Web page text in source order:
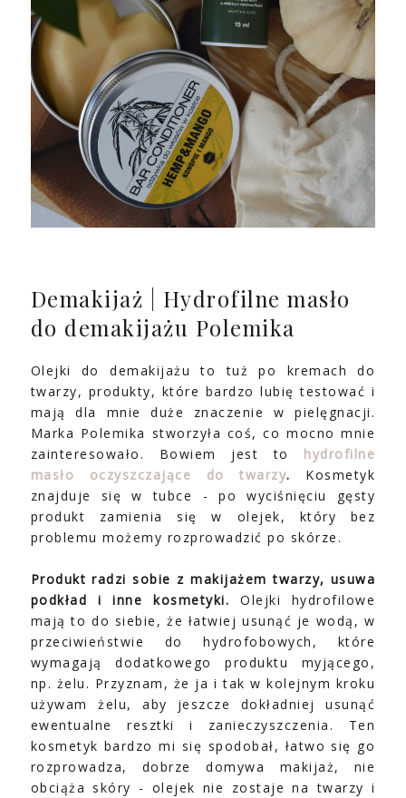
Demakijaż | Hydrofilne masło
do demakijażu Polemika
Olejki do demakijażu to tuż po kremach do
twarzy, produkty, które bardzo lubię testować i
mają dla mnie duże znaczenie w pielęgnacji.
Marka Polemika stworzyła coś, co mocno mnie
zainteresowało. Bowiem jest to hydrofilne
masło oczyszczające do twarzy. Kosmetyk
znajduje się w tubce - po wyciśnięciu gęsty
produkt zamienia się w olejek, który bez
problemu możemy rozprowadzić po skórze.
Produkt radzi sobie z makijażem twarzy, usuwa
podkład i inne kosmetyki. Olejki hydrofilowe
mają to do siebie, że łatwiej usunąć je wodą, w
przeciwieństwie do hydrofobowych, które
wymagają dodatkowego produktu myjącego,
np. żelu. Przyznam, że ja i tak w kolejnym kroku
używam żelu, aby jeszcze dokładniej usunąć
ewentualne resztki i zanieczyszczenia. Ten
kosmetyk bardzo mi się spodobał, łatwo się go
rozprowadza, dobrze domywa makijaż, nie
obciąża skóry - olejek nie zostaje na twarzy i